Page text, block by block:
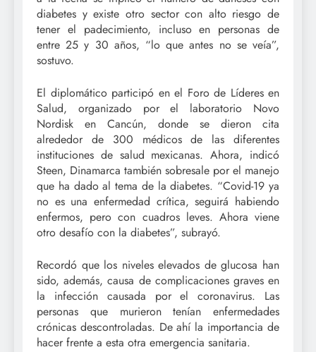
diabetes y existe otro sector con alto riesgo de
tener el padecimiento, incluso en personas de
entre 25 y 30 años, “lo que antes no se veía”,
sostuvo.
El diplomático participó en el Foro de Líderes en
Salud, organizado por el laboratorio Novo
Nordisk en Cancún, donde se dieron cita
alrededor de 300 médicos de las diferentes
instituciones de salud mexicanas. Ahora, indicó
Steen, Dinamarca también sobresale por el manejo
que ha dado al tema de la diabetes. “Covid-19 ya
no es una enfermedad crítica, seguirá habiendo
enfermos, pero con cuadros leves. Ahora viene
otro desafío con la diabetes”, subrayó.
Recordó que los niveles elevados de glucosa han
sido, además, causa de complicaciones graves en
la infección causada por el coronavirus. Las
personas que murieron tenían enfermedades
crónicas descontroladas. De ahí la importancia de
hacer frente a esta otra emergencia sanitaria.